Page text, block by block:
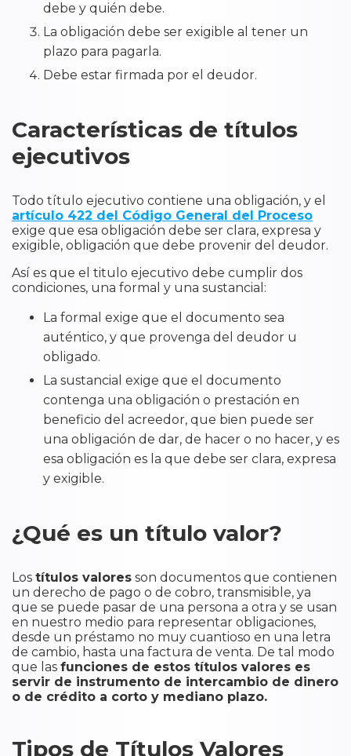
debe y quién debe.
La obligación debe ser exigible al tener un
plazo para pagarla.
Debe estar firmada por el deudor.
Características de títulos
ejecutivos
Todo título ejecutivo contiene una obligación, y el
artículo 422 del Código General del Proceso
exige que esa obligación debe ser clara, expresa y
exigible, obligación que debe provenir del deudor.
Así es que el titulo ejecutivo debe cumplir dos
condiciones, una formal y una sustancial:
La formal exige que el documento sea
auténtico, y que provenga del deudor u
obligado.
La sustancial exige que el documento
contenga una obligación o prestación en
beneficio del acreedor, que bien puede ser
una obligación de dar, de hacer o no hacer, y es
esa obligación es la que debe ser clara, expresa
y exigible.
¿Qué es un título valor?
Los títulos valores son documentos que contienen
un derecho de pago o de cobro, transmisible, ya
que se puede pasar de una persona a otra y se usan
en nuestro medio para representar obligaciones,
desde un préstamo no muy cuantioso en una letra
de cambio, hasta una factura de venta. De tal modo
que las funciones de estos títulos valores es
servir de instrumento de intercambio de dinero
o de crédito a corto y mediano plazo.
Tipos de Títulos Valores